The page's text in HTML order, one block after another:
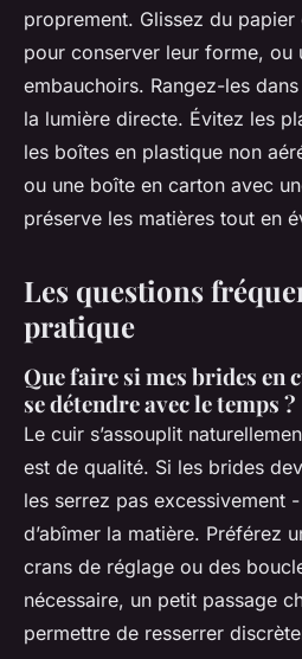
proprement. Glissez du papier
pour conserver leur forme, ou
embauchoirs. Rangez-les
la lumière directe. Évitez les
les boîtes en plastique non
ou une boîte en carton avec
préserve les matières tout en
Les questions
pratique
Que faire si mes brides en
se détendre avec le temps ?
Le cuir s’assouplit
est de qualité. Si les brides
les serrez pas excessivement
d’abîmer la matière. Préférez
crans de réglage ou des
nécessaire, un petit passage
permettre de resserrer